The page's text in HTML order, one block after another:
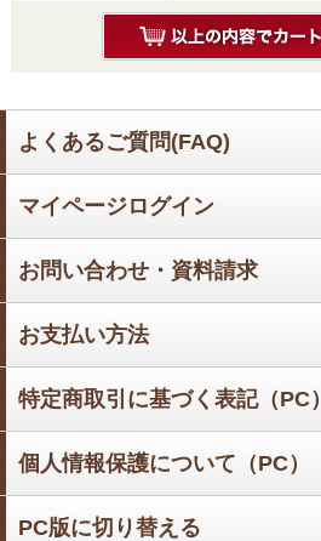
よくあるご質問(FAQ)
マイページログイン
お問い合わせ・資料請求
お支払い方法
特定商取引に基づく表記（PC）
個人情報保護について（PC）
PC版に切り替える